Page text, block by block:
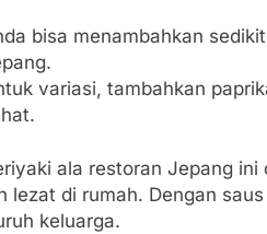
bisa menambahkan
variasi, tambahkan
ala restoran Jepang
lezat di rumah. Dengan
keluarga.